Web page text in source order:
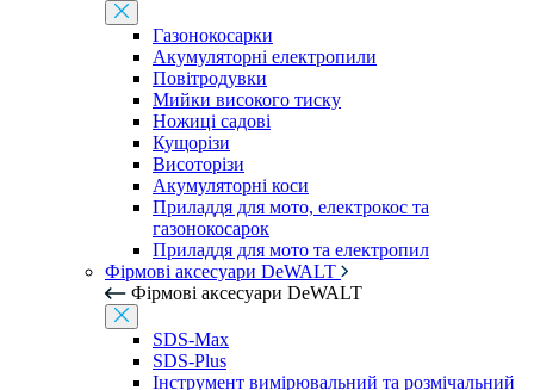
Газонокосарки
Акумуляторні електропили
Повітродувки
Мийки високого тиску
Ножиці садові
Кущорізи
Висоторізи
Акумуляторні коси
Приладдя для мото, електрокос та
газонокосарок
Приладдя для мото та електропил
Фірмові аксесуари DeWALT
Фірмові аксесуари DeWALT
SDS-Max
SDS-Plus
Інструмент вимірювальний та розмічальний